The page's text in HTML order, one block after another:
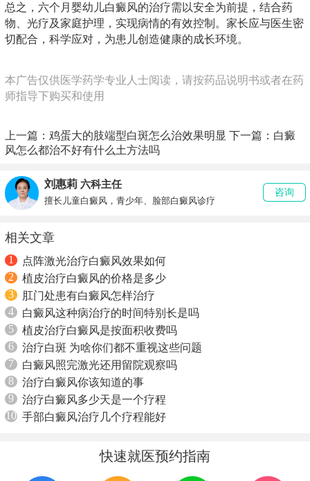
总之，六个月婴幼儿白癜风的治疗需以安全为前提，结合药
物、光疗及家庭护理，实现病情的有效控制。家长应与医生密
切配合，科学应对，为患儿创造健康的成长环境。
本广告仅供医学药学专业人士阅读，请按药品说明书或者在药
师指导下购买和使用
上一篇： 鸡蛋大的肢端型白斑怎么治效果明显 下一篇： 白癜
风怎么都治不好有什么土方法吗
刘惠莉 六科主任
擅长儿童白癜风，青少年、脸部白癜风诊疗
咨询
相关文章
1
点阵激光治疗白癜风效果如何
2
植皮治疗白癜风的价格是多少
3
肛门处患有白癜风怎样治疗
4
白癜风这种病治疗的时间特别长是吗
5
植皮治疗白癜风是按面积收费吗
6
治疗白斑 为啥你们都不重视这些问题
7
白癜风照完激光还用留院观察吗
8
治疗白癜风你该知道的事
9
治疗白癜风多少天是一个疗程
10 手部白癜风治疗几个疗程能好
快速就医预约指南